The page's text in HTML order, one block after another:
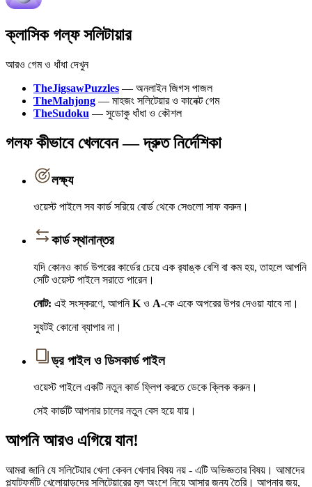
ক্লাসিক গল্ফ সলিটায়ার
আরও গেম ও ধাঁধা দেখুন
TheJigsawPuzzles — অনলাইন জিগস পাজল
TheMahjong — মাহজং সলিটেয়ার ও কানেক্ট গেম
TheSudoku — সুডোকু ধাঁধা ও কৌশল
গলফ কীভাবে খেলবেন — দ্রুত নির্দেশিকা
লক্ষ্য
ওয়েস্ট পাইলে সব কার্ড সরিয়ে বোর্ড থেকে সেগুলো সাফ করুন।
কার্ড স্থানান্তর
যদি কোনও কার্ড উপরের কার্ডের চেয়ে এক র‍্যাঙ্ক বেশি বা কম হয়, তাহলে আপনি
সেটি ওয়েস্ট পাইলে সরাতে পারেন।
নোট: এই সংস্করণে, আপনিK ও A-কে একে অপরের উপর দেওয়া যাবে না।
স্যুটই কোনো ব্যাপার না।
ড্র পাইল ও ডিসকার্ড পাইল
ওয়েস্ট পাইলে একটি নতুন কার্ড ফ্লিপ করতে ডেকে ক্লিক করুন।
সেই কার্ডটি আপনার চালের নতুন বেস হয়ে যায়।
আপনি আরও এগিয়ে যান!
আমরা জানি যে সলিটেয়ার খেলা কেবল খেলার বিষয় নয় - এটি অভিজ্ঞতার বিষয়। আমাদের
প্ল্যাটফর্মটি খেলোয়াড়দের সলিটেয়ারের মূল অংশে নিয়ে আসার জন্য তৈরি। আপনার জয়,